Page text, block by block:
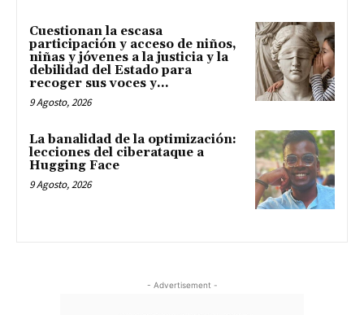
Cuestionan la escasa
participación y acceso de niños,
niñas y jóvenes a la justicia y la
debilidad del Estado para
recoger sus voces y...
9 Agosto, 2026
La banalidad de la optimización:
lecciones del ciberataque a
Hugging Face
9 Agosto, 2026
- Advertisement -